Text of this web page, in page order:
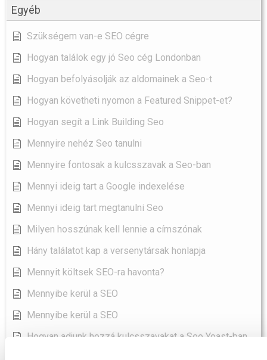
Egyéb
Szükségem van-e SEO cégre
Hogyan találok egy jó Seo cég Londonban
Hogyan befolyásolják az aldomainek a Seo-t
Hogyan követheti nyomon a Featured Snippet-et?
Hogyan segít a Link Building Seo
Mennyire nehéz Seo tanulni
Mennyire fontosak a kulcsszavak a Seo-ban
Mennyi ideig tart a Google indexelése
Mennyi ideig tart megtanulni Seo
Milyen hosszúnak kell lennie a címszónak
Hány találatot kap a versenytársak honlapja
Mennyit költsek SEO-ra havonta?
Mennyibe kerül a SEO
Mennyibe kerül a SEO
Hogyan adjunk hozzá kulcsszavakat a Seo Yoast-ban